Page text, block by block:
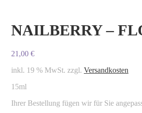
NAILBERRY –
21,00 €
inkl. 19 % MwSt. zzgl. Versandkosten
15ml
Ihrer Bestellung fügen wir für Sie